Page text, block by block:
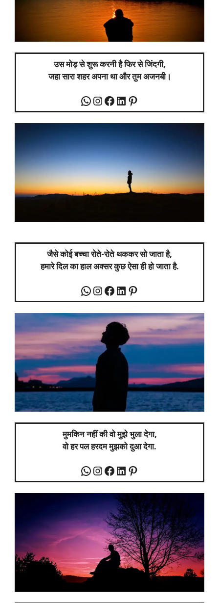
उस मोड़ से शुरू करनी है फिर से जिंदगी,
जहा सारा शहर अपना था और तुम अजनबी।
जैसे कोई बच्चा रोते-रोते थककर सो जाता है,
हमारे दिल का हाल अक्सर कुछ ऐसा ही हो जाता है.
मुमकिन नहीं की वो मुझे भुला देगा,
वो हर पल हरदम मुझको दुआ देगा.